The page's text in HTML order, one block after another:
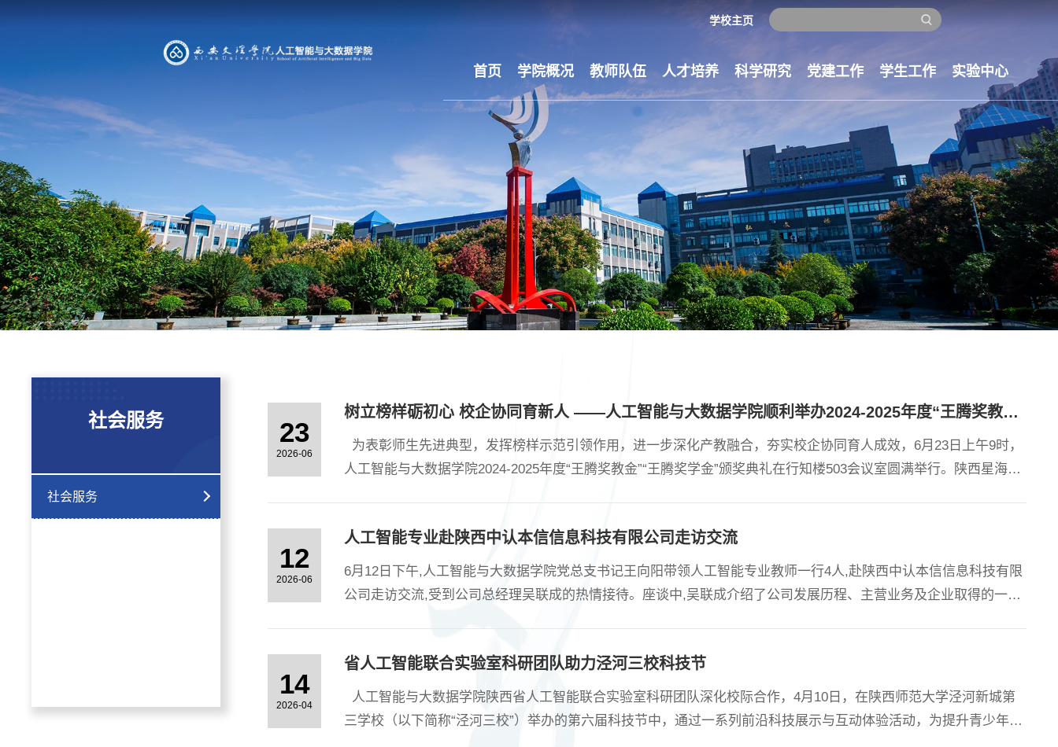
学校主页
首页 学院概况 教师队伍 人才培养 科学研究 党建工作 学生工作 实验中心
社会服务
社会服务
23
2026-06
树立榜样砺初心 校企协同育新人 ——人工智能与大数据学院顺利举办2024-2025年度“王腾奖教金、奖学金”颁奖典礼
为表彰师生先进典型，发挥榜样示范引领作用，进一步深化产教融合，夯实校企协同育人成效，6月23日上午9时，
人工智能与大数据学院2024-2025年度“王腾奖教金”“王腾奖学金”颁奖典礼在行知楼503会议室圆满举行。陕西星海心
场企业嘉宾与学院领导，....
12
2026-06
人工智能专业赴陕西中认本信信息科技有限公司走访交流
6月12日下午,人工智能与大数据学院党总支书记王向阳带领人工智能专业教师一行4人,赴陕西中认本信信息科技有限
公司走访交流,受到公司总经理吴联成的热情接待。座谈中,吴联成介绍了公司发展历程、主营业务及企业取得的一些
步意向。....
14
2026-04
省人工智能联合实验室科研团队助力泾河三校科技节
人工智能与大数据学院陕西省人工智能联合实验室科研团队深化校际合作，4月10日，在陕西师范大学泾河新城第
三学校（以下简称“泾河三校”）举办的第六届科技节中，通过一系列前沿科技展示与互动体验活动，为提升青少年科